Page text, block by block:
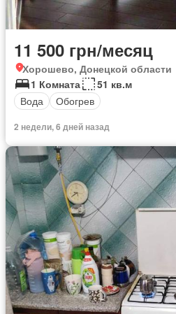
11 500 грн/месяц
Хорошево, Донецкой области
1 Комната
51 кв.м
Вода
Обогрев
2 недели, 6 дней назад